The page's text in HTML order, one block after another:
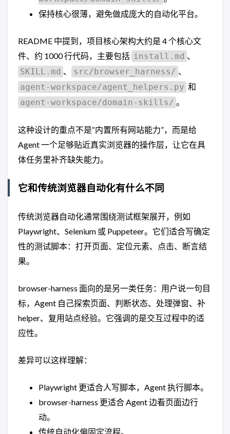
保持核心很薄，避免做成庞大的自动化平台。
README 中提到，项目核心架构大约是 4 个核心文
件、约 1000 行代码，主要包括 install.md 、
SKILL.md 、 src/browser_harness/ 、
agent-workspace/agent_helpers.py 和
agent-workspace/domain-skills/ 。
这种设计的重点不是“内置所有网站能力”，而是给
Agent 一个足够贴近真实浏览器的操作层，让它在具
体任务里补齐缺失能力。
它和传统浏览器自动化有什么不同
传统浏览器自动化通常围绕测试框架展开，例如
Playwright、Selenium 或 Puppeteer。它们适合写确定
性的测试脚本：打开页面、定位元素、点击、断言结
果。
browser-harness 面向的是另一类任务：用户说一句目
标，Agent 自己探索页面、判断状态、处理弹窗、补
helper、复用站点经验。它强调的是交互过程中的适
应性。
差异可以这样理解：
Playwright 更适合人写脚本，Agent 执行脚本。
browser-harness 更适合 Agent 边看页面边行
动。
传统自动化偏固定流程。